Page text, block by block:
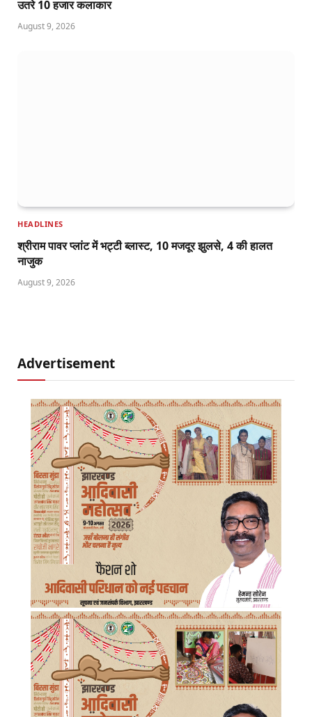
उतरे 10 हजार कलाकार
August 9, 2026
HEADLINES
श्रीराम पावर प्लांट में भट्टी ब्लास्ट, 10 मजदूर झुलसे, 4 की हालत
नाजुक
August 9, 2026
Advertisement